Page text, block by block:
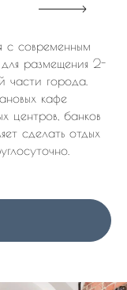
с современным
размещения 2-
части города.
кафе
центров, банков
сделать отдых